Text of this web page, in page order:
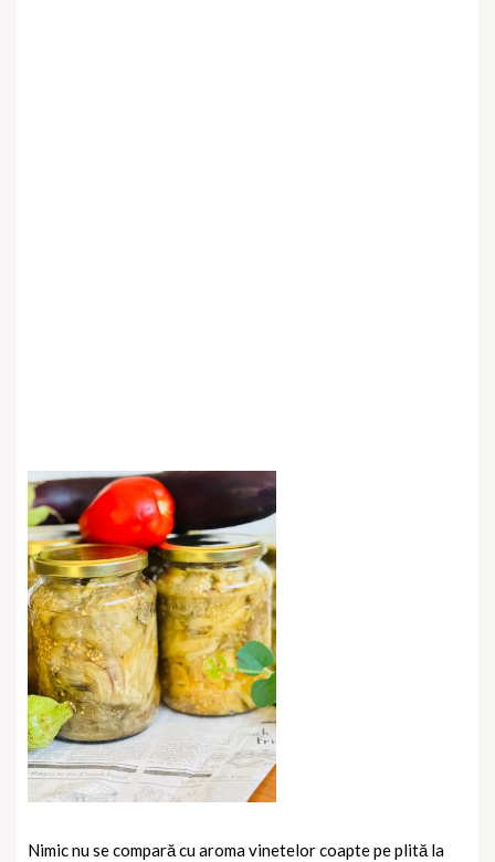
Nimic nu se compară cu aroma vinetelor coapte pe plită la